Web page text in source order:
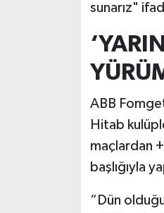
sunarız"
ABB
Hitab
maçlardan
başlığıyla
“Dün